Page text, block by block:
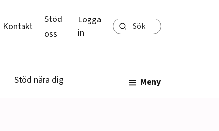
Kontakt
Stöd
oss
Logga
in
Sök
Stöd nära dig Meny